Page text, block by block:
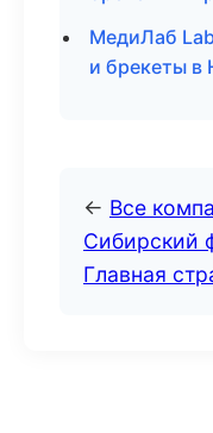
МедиЛаб
и брекеты
← Все
Сибирский
Главная